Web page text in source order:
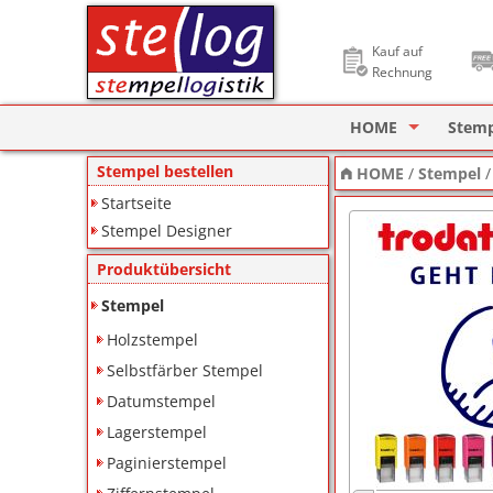
Kauf auf
Rechnung
HOME
Stempel Designer
ImageCard
Stempel bestellen
Startseite
Stempel Designer
Produktübersicht
Stempel
Holzstempel
Selbstfärber Stempel
Datumstempel
Lagerstempel
Paginierstempel
HOME /Stempel /